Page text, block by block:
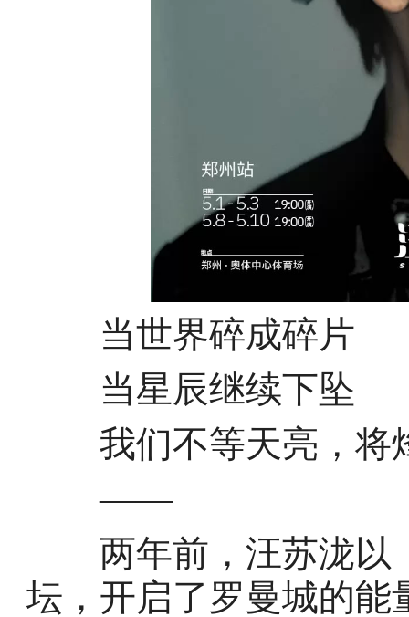
当世界碎成碎片
当星辰继续下坠
我们不等天亮，将
——
两年前，汪苏泷以
坛，开启了罗曼城的能